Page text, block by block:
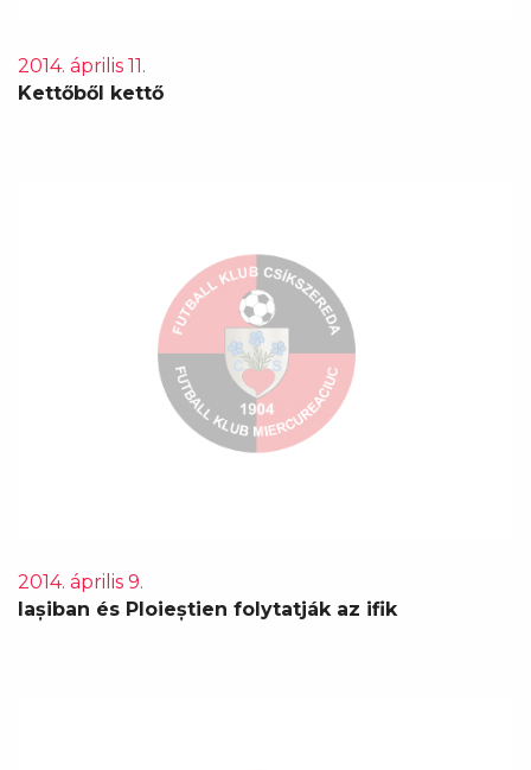
2014. április 11.
Kettőből kettő
2014. április 9.
Iașiban és Ploieștien folytatják az ifik